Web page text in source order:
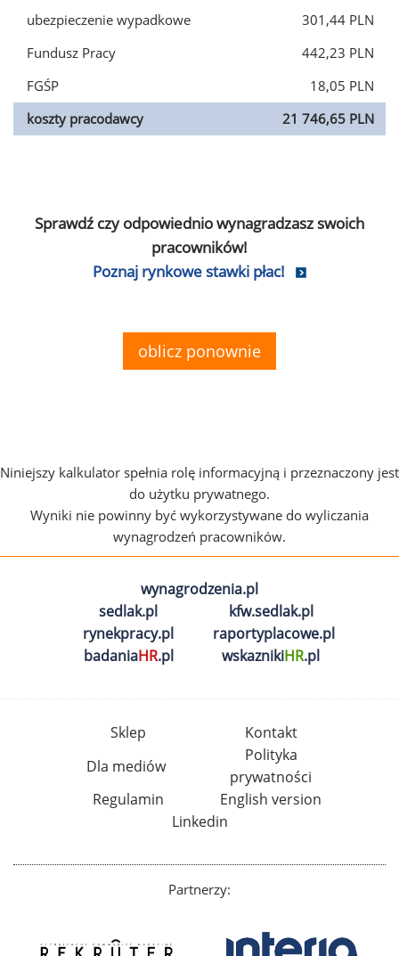
ubezpieczenie wypadkowe
301,44 PLN
Fundusz Pracy
442,23 PLN
FGŚP
18,05 PLN
koszty pracodawcy
21 746,65 PLN
Sprawdź czy odpowiednio wynagradzasz swoich
pracowników!
Poznaj rynkowe stawki płac!
oblicz ponownie
Niniejszy kalkulator spełnia rolę informacyjną i przeznaczony jest
do użytku prywatnego.
Wyniki nie powinny być wykorzystywane do wyliczania
wynagrodzeń pracowników.
wynagrodzenia.pl
sedlak.pl
kfw.sedlak.pl
rynekpracy.pl
raportyplacowe.pl
badaniaHR.pl wskaznikiHR.pl
Sklep
Kontakt
Dla mediów
Polityka
prywatności
Regulamin
English version
Linkedin
Partnerzy: